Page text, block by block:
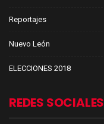
Reportajes
Nuevo León
ELECCIONES 2018
REDES SOCIALES